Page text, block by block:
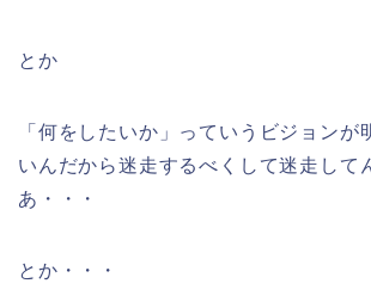
とか
「何をしたいか」っていうビジョンが
いんだから迷走するべくして迷走して
あ・・・
とか・・・